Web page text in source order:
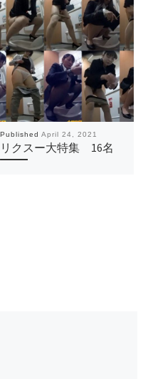
PublishedApril 24, 2021
リクスー大特集 16名